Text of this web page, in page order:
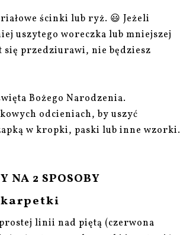
ścinki lub ryż. 😃 Jeżeli
uszytego woreczka lub mniejszej
przedziurawi, nie będziesz
Bożego Narodzenia.
odcieniach, by uszyć
w kropki, paski lub inne wzorki.
NA 2 SPOSOBY
linii nad piętą (czerwona